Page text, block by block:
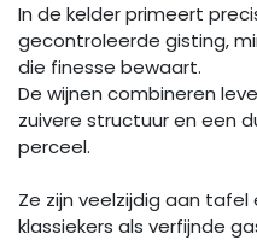
In de kelder primeert
gecontroleerde gisting,
die finesse bewaart.
De wijnen combineren
zuivere structuur en een
perceel.
Ze zijn veelzijdig aan
klassiekers als verfijnde